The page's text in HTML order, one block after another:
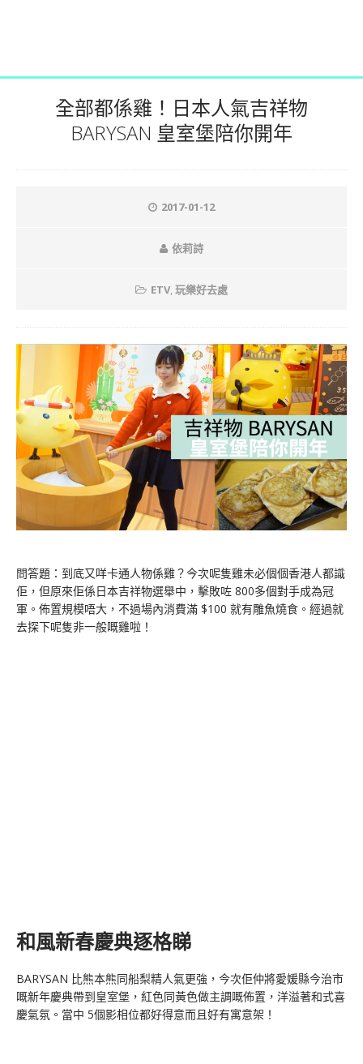
全部都係雞！日本人氣吉祥物
BARYSAN 皇室堡陪你開年
2017-01-12
依莉詩
ETV,玩樂好去處
問答題：到底又咩卡通人物係雞？今次呢隻雞未必個個香港人都識
佢，但原來佢係日本吉祥物選舉中，擊敗咗 800多個對手成為冠
軍。佈置規模唔大，不過場內消費滿 $100 就有雕魚燒食。經過就
去探下呢隻非一般嘅雞啦！
和風新春慶典逐格睇
BARYSAN 比熊本熊同船梨精人氣更強，今次佢仲將愛媛縣今治市
嘅新年慶典帶到皇室堡，紅色同黃色做主調嘅佈置，洋溢著和式喜
慶氣氛。當中 5個影相位都好得意而且好有寓意架！